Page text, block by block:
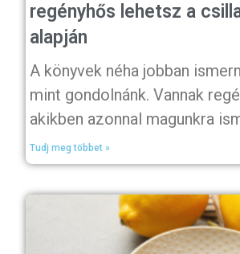
regényhős lehetsz a
alapján
A könyvek néha jobban
mint gondolnánk. Vannak
akikben azonnal magunkra
Tudj meg többet »